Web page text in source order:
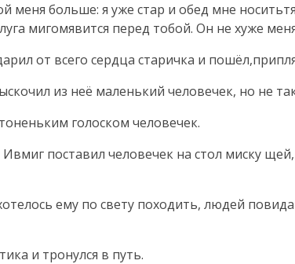
меня больше: я уже стар и обед мне
мигомявится перед тобой. Он не хуже
от всего сердца старичка и
из неё маленький человечек, но не
голоском человечек.
поставил человечек на стол миску
ему по свету походить, людей
и тронулся в путь.